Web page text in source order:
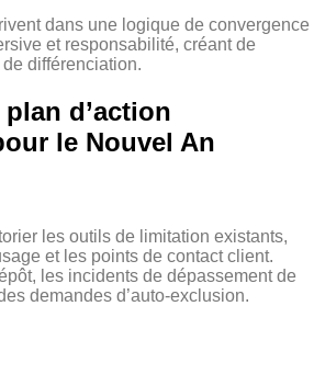
dans une logique de convergence
et responsabilité, créant de
différenciation.
d’action
le Nouvel An
les outils de limitation existants,
et les points de contact client.
les incidents de dépassement de
demandes d’auto‑exclusion.